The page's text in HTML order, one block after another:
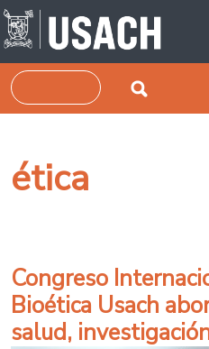
Pasar al contenido principal
Buscar
ética
Congreso
Bioética Usach
salud,